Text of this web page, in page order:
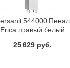
544000 Пенал
Erica правый белый
25 629 руб.